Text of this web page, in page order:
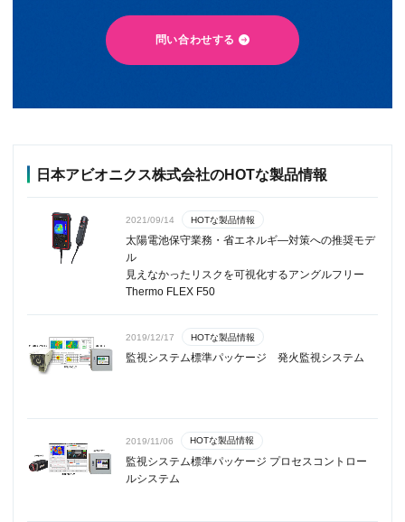
問い合わせする
日本アビオニクス株式会社のHOTな製品情報
2021/09/14 HOTな製品情報
太陽電池保守業務・省エネルギ―対策への推奨モデ
ル
見えなかったリスクを可視化するアングルフリー
Thermo FLEX F50
2019/12/17 HOTな製品情報
監視システム標準パッケージ 発火監視システム
2019/11/06 HOTな製品情報
監視システム標準パッケージ プロセスコントロー
ルシステム